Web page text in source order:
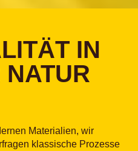
IN
Materialien, wir
klassische Prozesse